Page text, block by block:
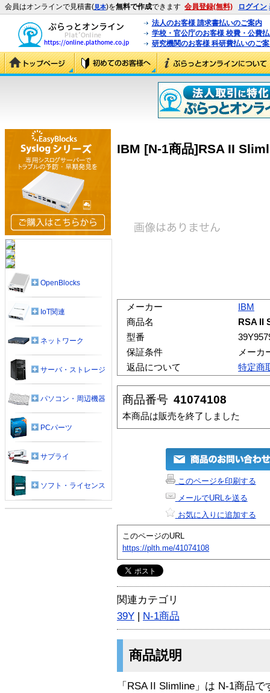
会員はオンラインで見積書(見本)を無料で作成できます 会員登録(無料) ログイン
法人のお客様 請求書払いのご案内
学校・官公庁のお客様 校費・公費
研究機関のお客様 科研費払いのご
IBM [N-1商品]RSA II
メーカー
IBM
商品名
RSA II
型番
保証条件
メーカ
返品について
特定商
商品番号 41074108
本商品は販売を終了しました
このページを印刷する
メールでURLを送る
お気に入りに追加する
このページのURL
https://plth.me/41074108
関連カテゴリ
39Y | N-1商品
商品説明
「RSA II Slimline」は N-1商品で
OpenBlocks
IoT関連
ネットワーク
サーバ・ストレージ
パソコン・周辺機器
PCパーツ
サプライ
ソフト・ライセンス